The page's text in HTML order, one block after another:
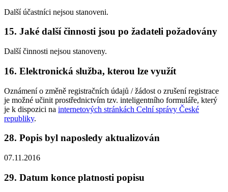
Další účastníci nejsou stanoveni.
15. Jaké další činnosti jsou po žadateli požadovány
Další činnosti nejsou stanoveny.
16. Elektronická služba, kterou lze využít
Oznámení o změně registračních údajů / žádost o zrušení registrace
je možné učinit prostřednictvím tzv. inteligentního formuláře, který
je k dispozici na internetových stránkách Celní správy České
republiky.
28. Popis byl naposledy aktualizován
07.11.2016
29. Datum konce platnosti popisu